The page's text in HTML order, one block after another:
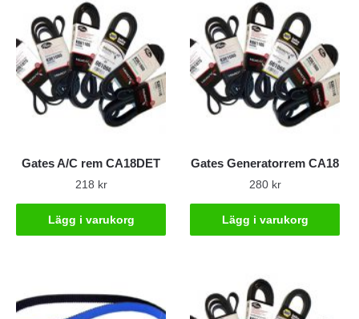
Gates A/C rem CA18DET
218 kr
Lägg i varukorg
Gates Generatorrem CA18
280 kr
Lägg i varukorg